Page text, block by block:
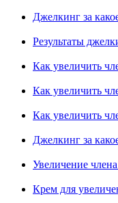
Джелкинг за
Результаты
Как увеличить
Как увеличить
Как увеличить
Джелкинг за
Увеличение
Крем для